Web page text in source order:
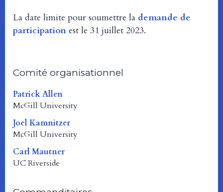
La date limite pour soumettre la demande de
participation est le 31 juillet 2023.
Comité organisationnel
Patrick Allen
McGill University
Joel Kamnitzer
McGill University
Carl Mautner
UC Riverside